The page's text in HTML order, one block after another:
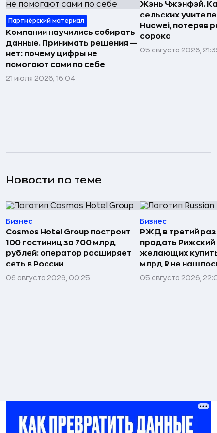
Партнёрский материал
Компании научились собирать
данные. Принимать решения —
нет: почему цифры не
помогают сами по себе
21 июля 2026, 16:04
Жэнь Чжэнфэй.
сельских
Huawei, потеряв
сорока
05 августа 2026,
Новости по теме
Бизнес
Cosmos Hotel Group построит
100 гостиниц за 700 млрд
рублей: оператор расширяет
сеть в России
06 августа 2026, 00:25
Бизнес
РЖД в третий
продать Рижский
желающих
млрд ₽ не
05 августа 2026,